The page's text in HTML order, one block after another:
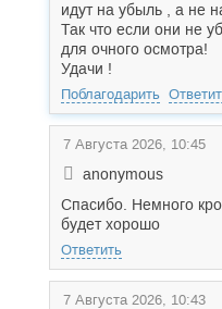
идут на убыль , а не
Так что если они не
для очного осмотра!
Удачи !
Поблагодарить
7 Августа 2026, 10:45
anonymous
Спасибо. Немного
будет хорошо
Ответить
7 Августа 2026, 10:43